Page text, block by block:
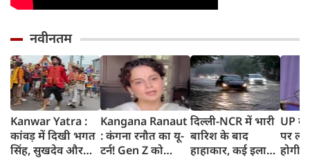
नवीनतम
Kanwar Yatra :
कांवड़ में दिखी भगत
सिंह, सुखदेव और
Kangana Ranaut
: कंगना रनौत का यू-
टर्न! Gen Z को
दिल्ली-NCR में भारी
बारिश के बाद
हाहाकार, कई इलाकों
UP के
पर
होगी